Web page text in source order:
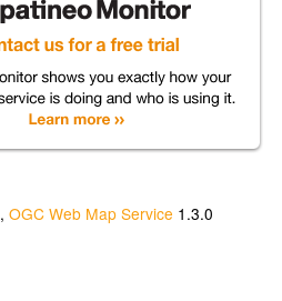
,OGC Web Map Service 1.3.0